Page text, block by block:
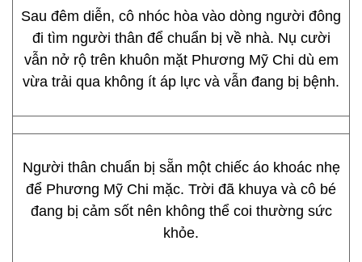
Sau đêm diễn, cô nhóc hòa vào dòng người đông
đi tìm người thân để chuẩn bị về nhà. Nụ cười
vẫn nở rộ trên khuôn mặt Phương Mỹ Chi dù em
vừa trải qua không ít áp lực và vẫn đang bị bệnh.
Người thân chuẩn bị sẵn một chiếc áo khoác nhẹ
để Phương Mỹ Chi mặc. Trời đã khuya và cô bé
đang bị cảm sốt nên không thể coi thường sức
khỏe.